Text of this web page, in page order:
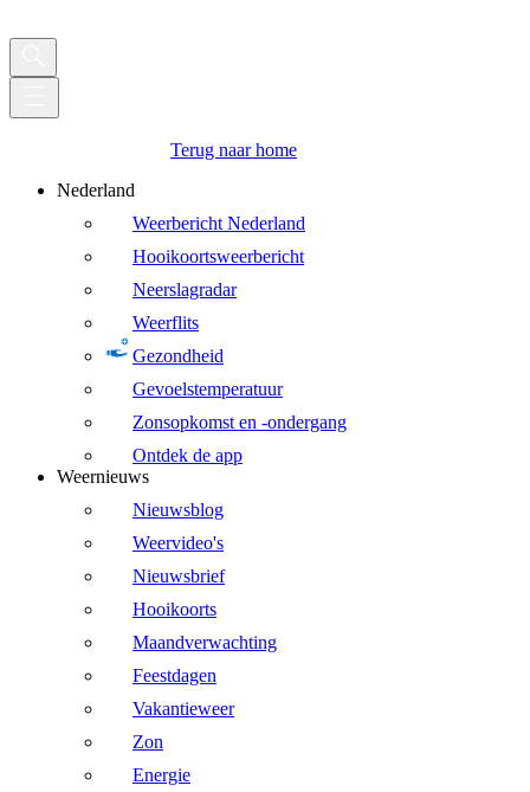
Terug naar home
Nederland
Weerbericht Nederland
Hooikoortsweerbericht
Neerslagradar
Weerflits
Gezondheid
Gevoelstemperatuur
Zonsopkomst en -ondergang
Ontdek de app
Weernieuws
Nieuwsblog
Weervideo's
Nieuwsbrief
Hooikoorts
Maandverwachting
Feestdagen
Vakantieweer
Zon
Energie